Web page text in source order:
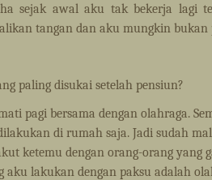
sejak awal aku tak bekerja lagi
tangan dan aku mungkin bukan
paling disukai setelah pensiun?
pagi bersama dengan olahraga.
di rumah saja. Jadi sudah
ketemu dengan orang-orang yang
aku lakukan dengan paksu adalah